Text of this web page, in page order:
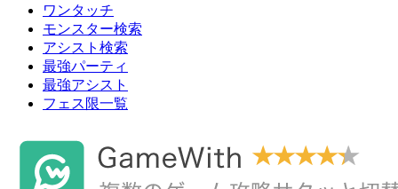
ワンタッチ
モンスター検索
アシスト検索
最強パーティ
最強アシスト
フェス限一覧